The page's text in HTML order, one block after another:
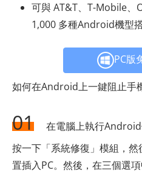
可與 AT&T、T-Mobile
1,000 多種Android機型搭
PC版
如何在Android上一鍵阻止手
01
在電腦上執行
按一下「系統修復」模組，
置插入PC。然後，在三個選